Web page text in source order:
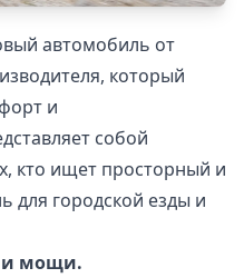
автомобиль от
который
и
собой
кто ищет просторный и
для городской езды и
и мощи.